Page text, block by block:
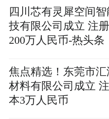
四川芯有灵犀空间
技有限公司成立 注
200万人民币-热头条
焦点精选！东莞市汇
材料有限公司成立
本3万人民币